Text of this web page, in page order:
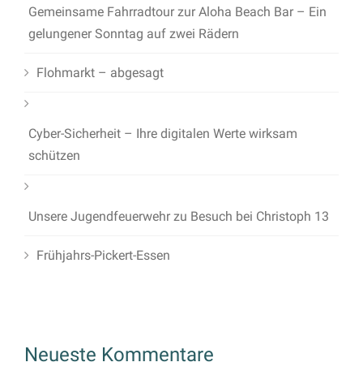
Gemeinsame Fahrradtour zur Aloha Beach Bar – Ein
gelungener Sonntag auf zwei Rädern
Flohmarkt – abgesagt
Cyber-Sicherheit – Ihre digitalen Werte wirksam
schützen
Unsere Jugendfeuerwehr zu Besuch bei Christoph 13
Frühjahrs-Pickert-Essen
Neueste Kommentare